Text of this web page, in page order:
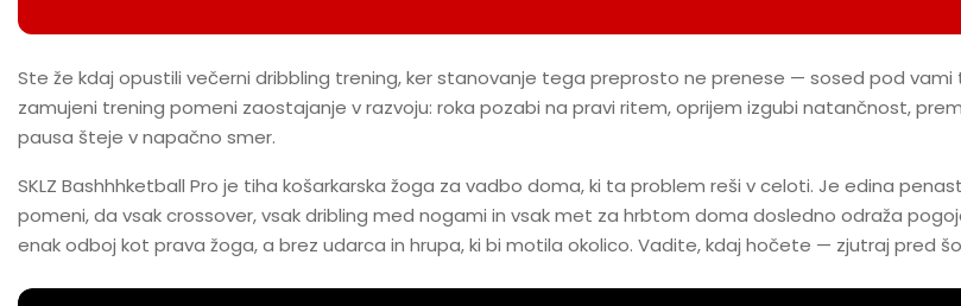
Ste že kdaj opustili večerni dribbling trening, ker stanovanje tega preprosto ne prenese — sosed pod vami
zamujeni trening pomeni zaostajanje v razvoju: roka pozabi na pravi ritem, oprijem izgubi natančnost,
pausa šteje v napačno smer.
SKLZ Bashhhketball Pro je tiha košarkarska žoga za vadbo doma, ki ta problem reši v celoti. Je edina
pomeni, da vsak crossover, vsak dribling med nogami in vsak met za hrbtom doma dosledno odraža
enak odboj kot prava žoga, a brez udarca in hrupa, ki bi motila okolico. Vadite, kdaj hočete — zjutraj pred